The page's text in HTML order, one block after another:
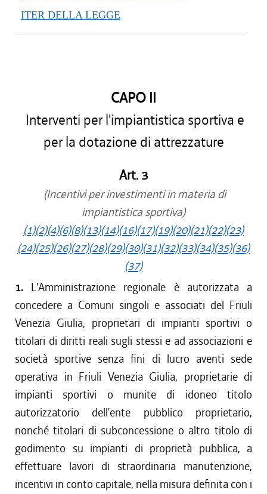
ITER DELLA LEGGE
CAPO II
Interventi per l'impiantistica sportiva e
per la dotazione di attrezzature
Art. 3
(Incentivi per investimenti in materia di
impiantistica sportiva)
(1)(2)(4)(6)(8)(13)(14)(16)(17)(19)(20)(21)(22)(23)
(24)(25)(26)(27)(28)(29)(30)(31)(32)(33)(34)(35)(36)
(37)
1. L'Amministrazione regionale è autorizzata a
concedere a Comuni singoli e associati del Friuli
Venezia Giulia, proprietari di impianti sportivi o
titolari di diritti reali sugli stessi e ad associazioni e
società sportive senza fini di lucro aventi sede
operativa in Friuli Venezia Giulia, proprietarie di
impianti sportivi o munite di idoneo titolo
autorizzatorio dell’ente pubblico proprietario,
nonché titolari di subconcessione o altro titolo di
godimento su impianti di proprietà pubblica, a
effettuare lavori di straordinaria manutenzione,
incentivi in conto capitale, nella misura definita con i